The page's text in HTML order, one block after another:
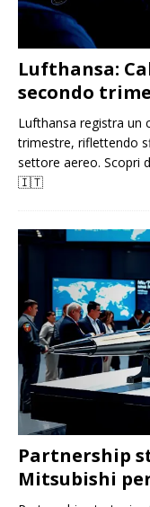
Lufthansa:
secondo
Lufthansa registra un
trimestre, riflettendo
settore aereo. Scopri
🇮🇹
Partnership
Mitsubishi